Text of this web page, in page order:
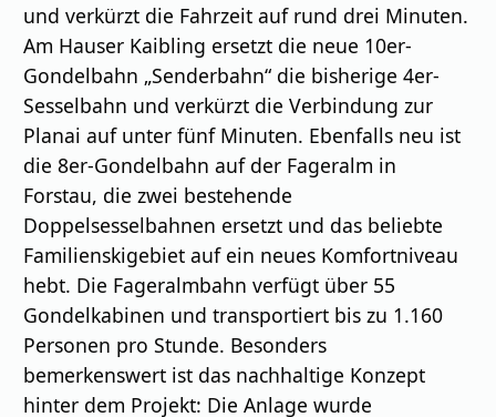
und verkürzt die Fahrzeit auf rund drei Minuten.
Am Hauser Kaibling ersetzt die neue 10er-
Gondelbahn „Senderbahn“ die bisherige 4er-
Sesselbahn und verkürzt die Verbindung zur
Planai auf unter fünf Minuten. Ebenfalls neu ist
die 8er-Gondelbahn auf der Fageralm in
Forstau, die zwei bestehende
Doppelsesselbahnen ersetzt und das beliebte
Familienskigebiet auf ein neues Komfortniveau
hebt. Die Fageralmbahn verfügt über 55
Gondelkabinen und transportiert bis zu 1.160
Personen pro Stunde. Besonders
bemerkenswert ist das nachhaltige Konzept
hinter dem Projekt: Die Anlage wurde